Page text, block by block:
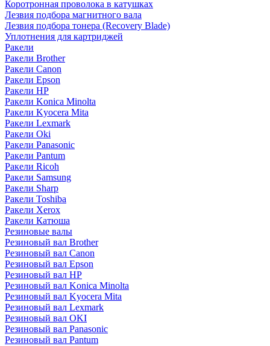
Коротронная проволока в катушках
Лезвия подбора магнитного вала
Лезвия подбора тонера (Recovery Blade)
Уплотнения для картриджей
Ракели
Ракели Brother
Ракели Canon
Ракели Epson
Ракели HP
Ракели Konica Minolta
Ракели Kyocera Mita
Ракели Lexmark
Ракели Oki
Ракели Panasonic
Ракели Pantum
Ракели Ricoh
Ракели Samsung
Ракели Sharp
Ракели Toshiba
Ракели Xerox
Ракели Катюша
Резиновые валы
Резиновый вал Brother
Резиновый вал Canon
Резиновый вал Epson
Резиновый вал HP
Резиновый вал Konica Minolta
Резиновый вал Kyocera Mita
Резиновый вал Lexmark
Резиновый вал OKI
Резиновый вал Panasonic
Резиновый вал Pantum